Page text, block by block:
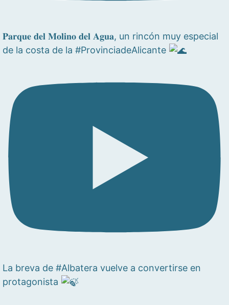
𝐏𝐚𝐫𝐪𝐮𝐞 𝐝𝐞𝐥 𝐌𝐨𝐥𝐢𝐧𝐨 𝐝𝐞𝐥 𝐀𝐠𝐮𝐚, un rincón muy especial
de la costa de la #ProvinciadeAlicante
La breva de #Albatera vuelve a convertirse en
protagonista